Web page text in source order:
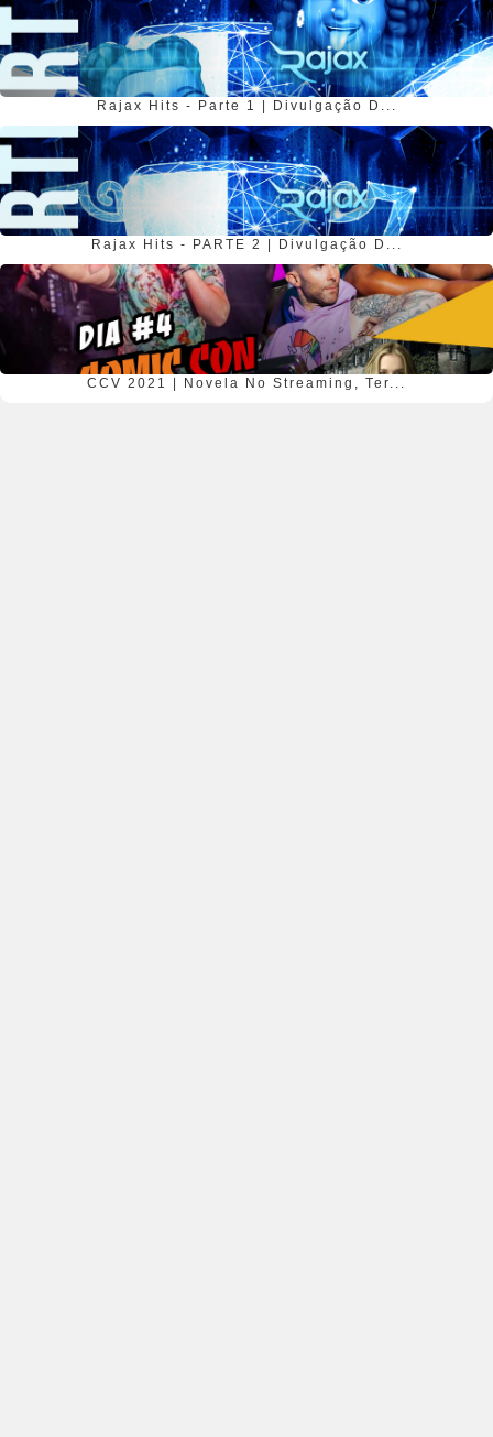
Rajax Hits - Parte 1 | Divulgação D...
Rajax Hits - PARTE 2 | Divulgação D...
CCV 2021 | Novela No Streaming, Ter...